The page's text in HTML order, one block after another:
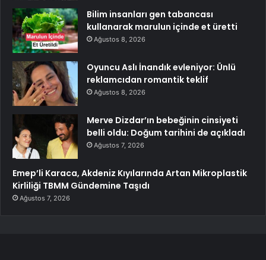
Bilim insanları gen tabancası
kullanarak marulun içinde et üretti
Ağustos 8, 2026
Oyuncu Aslı İnandık evleniyor: Ünlü
reklamcıdan romantik teklif
Ağustos 8, 2026
Merve Dizdar’ın bebeğinin cinsiyeti
belli oldu: Doğum tarihini de açıkladı
Ağustos 7, 2026
Emep’li Karaca, Akdeniz Kıyılarında Artan Mikroplastik
Kirliliği TBMM Gündemine Taşıdı
Ağustos 7, 2026